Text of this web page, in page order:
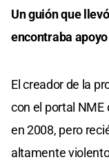
Un guión que
encontraba apoyo
El creador de la
con el portal NME
en 2008, pero
altamente